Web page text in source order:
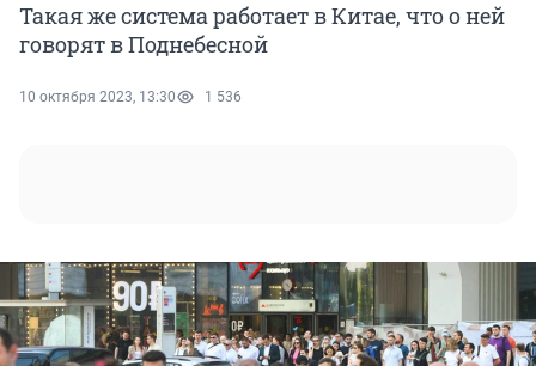
Такая же система работает в Китае, что о ней
говорят в Поднебесной
10 октября 2023, 13:30 1 536